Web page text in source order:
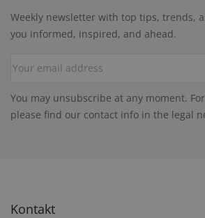
Weekly newsletter with top tips, trends,
you informed, inspired, and ahead.
You may unsubscribe at any moment.
please find our contact info in the legal
Kontakt